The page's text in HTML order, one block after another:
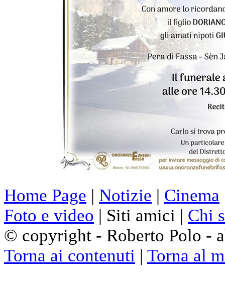
Home Page | Notizie | Cinema
Foto e video | Siti amici | Chi
© copyright - Roberto Polo -
Torna ai contenuti | Torna al